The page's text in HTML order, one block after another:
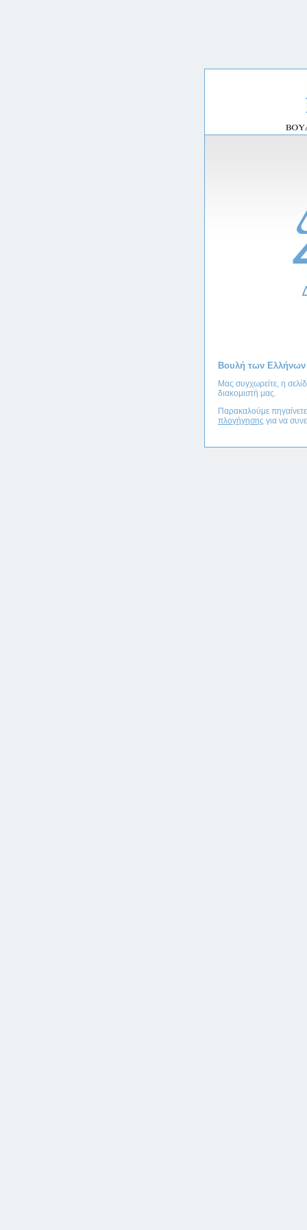
Βουλή των Ελλήνων
Μας συγχωρείτε, η
διακομιστή μας.
Παρακαλούμε
πλογήγησης για να